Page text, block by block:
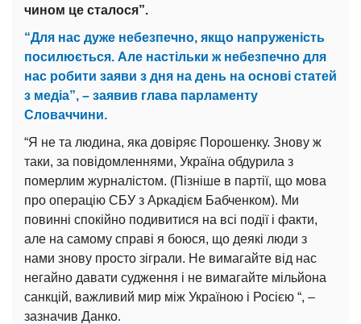
чином це сталося”.
“Для нас дуже небезпечно, якщо напруженість
посилюється. Але настільки ж небезпечно для
нас робити заяви з дня на день на основі статей
з медіа”, – заявив глава парламенту
Словаччини.
“Я не та людина, яка довіряє Порошенку. Знову ж
таки, за повідомленнями, Україна обдурила з
померлим журналістом. (Пізніше в партії, що мова
про операцію СБУ з Аркадієм Бабченком). Ми
повинні спокійно подивитися на всі події і факти,
але на самому справі я боюся, що деякі люди з
нами знову просто зіграли. Не вимагайте від нас
негайно давати судження і не вимагайте мільйона
санкцій, важливий мир між Україною і Росією “, –
зазначив Данко.